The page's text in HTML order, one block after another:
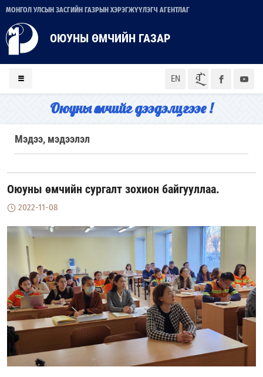
МОНГОЛ УЛСЫН ЗАСГИЙН ГАЗРЫН ХЭРЭГЖҮҮЛЭГЧ АГЕНТЛАГ
ОЮУНЫ ӨМЧИЙН ГАЗАР
EN ᠮᠣᠨ
Оюуны өмчийг дээдэлцгээе !
Мэдээ, мэдээлэл
Оюуны өмчийн сургалт зохион байгууллаа.
2022-11-08